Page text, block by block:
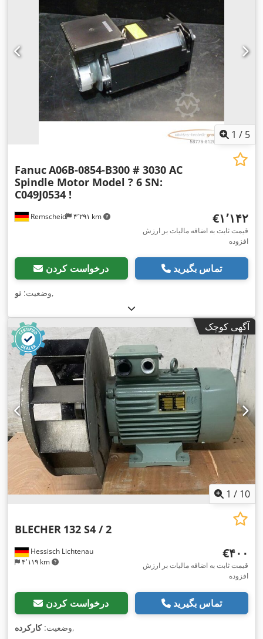
1 / 5
Remscheid ۴٬۲۹۱ km
FanucA06B-0854-B300 # 3030 AC
Spindle Motor Model ? 6 SN:
C049J0534 !
‎€۱٬۱۴۲
قیمت ثابت به اضافه مالیات بر ارزش
افزوده
درخواست کردن تماس بگیرید
وضعیت: نو ,
آگهی کوچک
1 / 10
Hessisch Lichtenau
۴٬۱۱۹ km
BLECHER 132 S4 / 2
‎€۴۰۰
قیمت ثابت به اضافه مالیات بر ارزش
افزوده
درخواست کردن تماس بگیرید
وضعیت:کارکرده ,